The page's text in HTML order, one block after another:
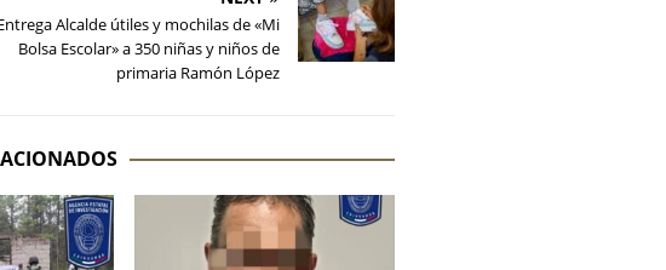
Alcalde útiles y mochilas de «Mi
Bolsa Escolar» a 350 niñas y niños de
primaria Ramón López